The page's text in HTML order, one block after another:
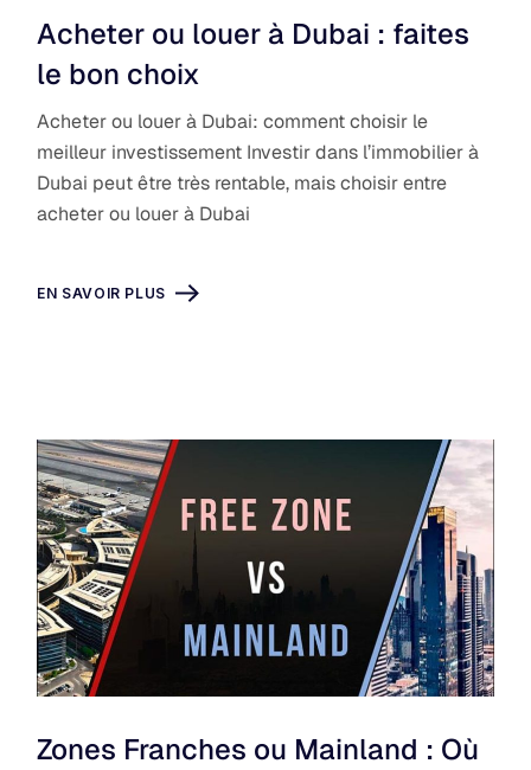
Acheter ou louer à Dubai : faites
le bon choix
Acheter ou louer à Dubai: comment choisir le
meilleur investissement Investir dans l’immobilier à
Dubai peut être très rentable, mais choisir entre
acheter ou louer à Dubai
EN SAVOIR PLUS
Zones Franches ou Mainland : Où